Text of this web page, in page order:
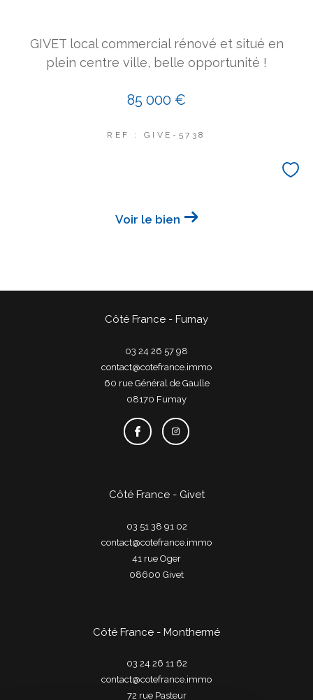
GIVET local commercial rénové et situé en
plein centre ville, belle opportunité !
85 000 €
REF : GIVE-5738
Voir le bien
Côté France - Fumay
03 24 26 57 98
contact@cotefrance.immo
60 rue Général de Gaulle
08170
fumay
Côté France - Givet
03 51 38 91 02
contact@cotefrance.immo
41 rue Oger
08600
givet
Côté France - Monthermé
03 24 26 11 62
contact@cotefrance.immo
72 rue Pasteur